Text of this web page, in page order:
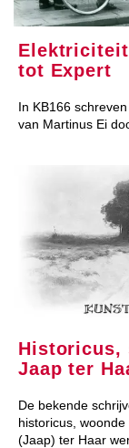
Elektriciteit
tot Expert
In KB166
van Martinus Ei
Historicus,
Jaap ter
De bekende
historicus,
(Jaap) ter Haar